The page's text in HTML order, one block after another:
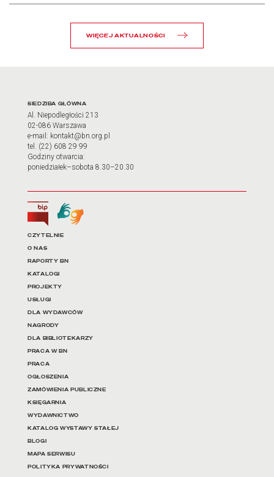
WIĘCEJ AKTUALNOŚCI
Adres oraz godziny
SIEDZIBA GŁÓWNA
Al. Niepodległości 213
02-086 Warszawa
e-mail: kontakt@bn.org.pl
tel. (22) 608 29 99
Godziny otwarcia:
poniedziałek–sobota 8.30–20.30
Biuletyn Informacji Publicznej
Tłumacz języka migowego
Linki do najważniejszych
CZYTELNIE
O NAS
RAPORTY BN
KATALOGI
PROJEKTY
USŁUGI
DLA WYDAWCÓW
NAGRODY
DLA BIBLIOTEKARZY
PRACA W BN
PRACA
OGŁOSZENIA
ZAMÓWIENIA PUBLICZNE
KSIĘGARNIA
WYDAWNICTWO
KATALOG WYSTAWY STAŁEJ
BLOGI
MAPA SERWISU
POLITYKA PRYWATNOŚCI